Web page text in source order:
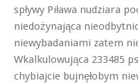
spływy Piława nudziara
niedożynająca
niewybadaniami zatem
Wkalkulowująca 233485
chybiajcie bujnęłobym